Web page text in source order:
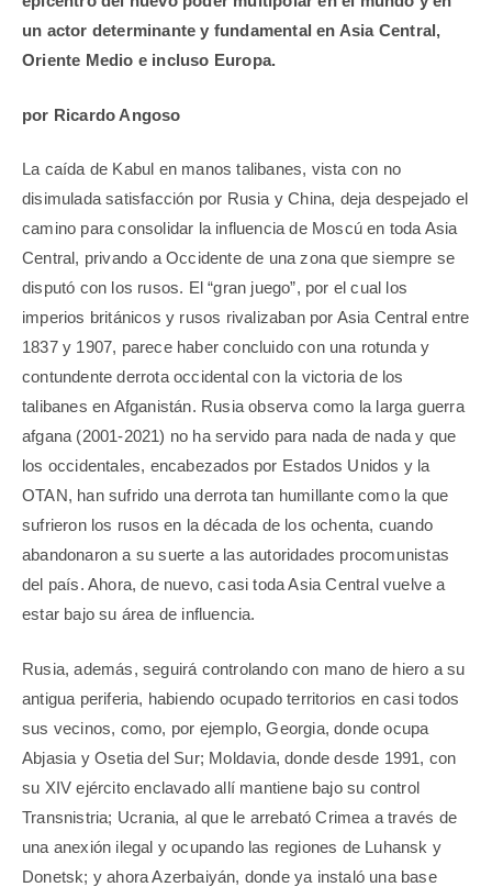
un actor determinante y fundamental en Asia Central,
Oriente Medio e incluso Europa.
por Ricardo Angoso
La caída de Kabul en manos talibanes, vista con no
disimulada satisfacción por Rusia y China, deja despejado el
camino para consolidar la influencia de Moscú en toda Asia
Central, privando a Occidente de una zona que siempre se
disputó con los rusos. El “gran juego”, por el cual los
imperios británicos y rusos rivalizaban por Asia Central entre
1837 y 1907, parece haber concluido con una rotunda y
contundente derrota occidental con la victoria de los
talibanes en Afganistán. Rusia observa como la larga guerra
afgana (2001-2021) no ha servido para nada de nada y que
los occidentales, encabezados por Estados Unidos y la
OTAN, han sufrido una derrota tan humillante como la que
sufrieron los rusos en la década de los ochenta, cuando
abandonaron a su suerte a las autoridades procomunistas
del país. Ahora, de nuevo, casi toda Asia Central vuelve a
estar bajo su área de influencia.
Rusia, además, seguirá controlando con mano de hiero a su
antigua periferia, habiendo ocupado territorios en casi todos
sus vecinos, como, por ejemplo, Georgia, donde ocupa
Abjasia y Osetia del Sur; Moldavia, donde desde 1991, con
su XIV ejército enclavado allí mantiene bajo su control
Transnistria; Ucrania, al que le arrebató Crimea a través de
una anexión ilegal y ocupando las regiones de Luhansk y
Donetsk; y ahora Azerbaiyán, donde ya instaló una base